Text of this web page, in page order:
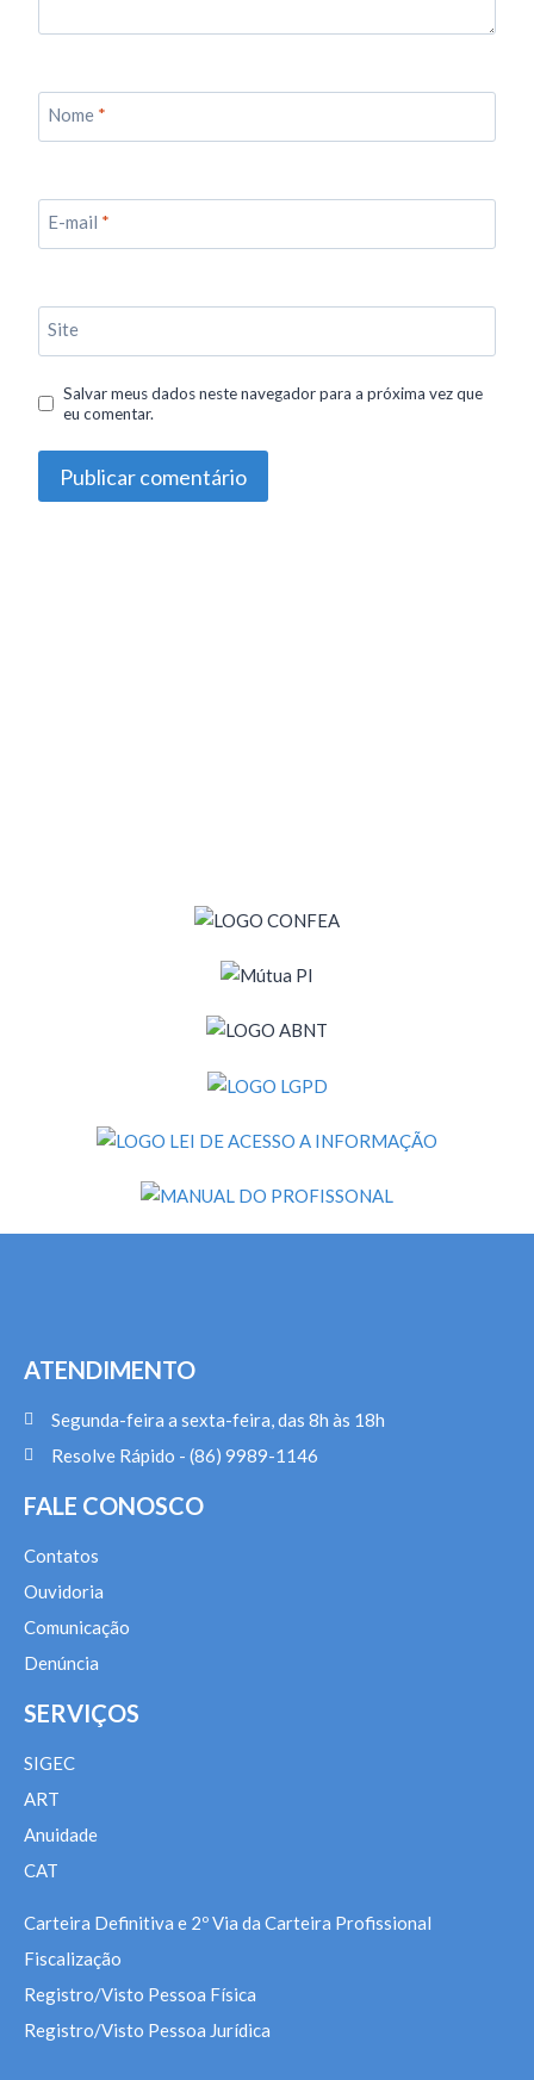
Nome *
E-mail *
Site
Salvar meus dados neste navegador para a próxima vez que
eu comentar.
ATENDIMENTO
Segunda-feira a sexta-feira, das 8h às 18h
Resolve Rápido - (86) 9989-1146
FALE CONOSCO
Contatos
Ouvidoria
Comunicação
Denúncia
SERVIÇOS
SIGEC
ART
Anuidade
CAT
Carteira Definitiva e 2º Via da Carteira Profissional
Fiscalização
Registro/Visto Pessoa Física
Registro/Visto Pessoa Jurídica